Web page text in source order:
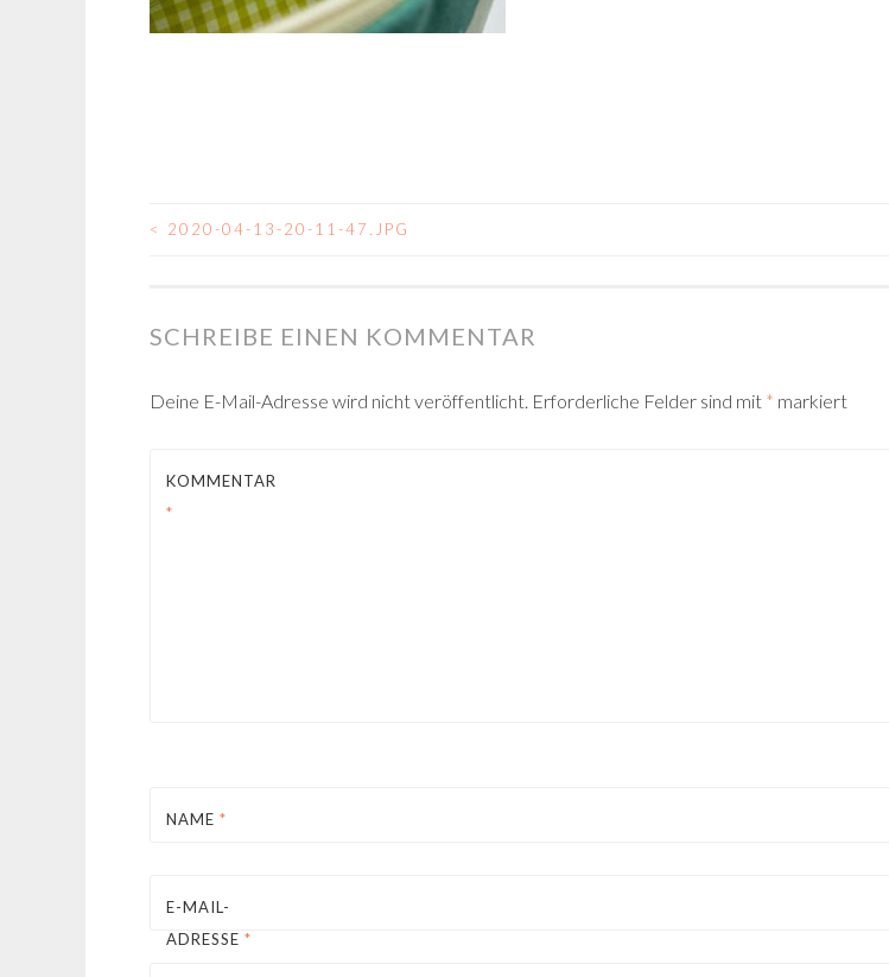
BEITRAGSNAVIGATION
< 2020-04-13-20-11-47.JPG
SCHREIBE EINEN KOMMENTAR
Deine E-Mail-Adresse wird nicht veröffentlicht. Erforderliche Felder sind mit * markiert
KOMMENTAR
*
NAME *
E-MAIL-
ADRESSE *